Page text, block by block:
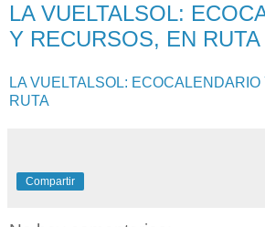
LA VUELTALSOL:
Y RECURSOS, EN RUTA
LA VUELTALSOL:
RUTA
Compartir